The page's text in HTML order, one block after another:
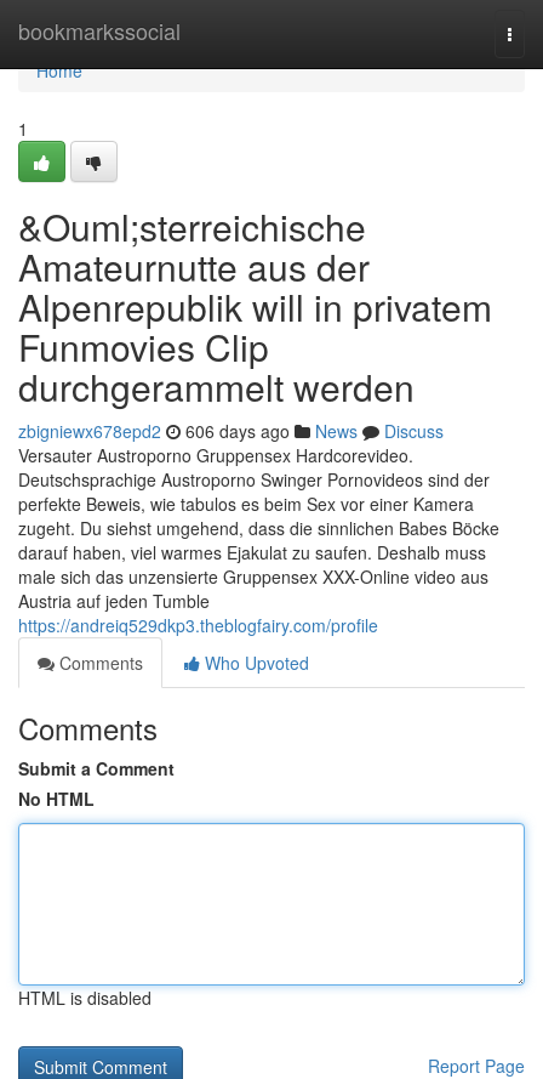
bookmarkssocial
Home
Home
1
&Ouml;sterreichische
Amateurnutte aus der
Alpenrepublik will in privatem
Funmovies Clip
durchgerammelt werden
zbigniewx678epd2 606 days ago News
Discuss
Versauter Austroporno Gruppensex Hardcorevideo.
Deutschsprachige Austroporno Swinger Pornovideos sind der
perfekte Beweis, wie tabulos es beim Sex vor einer Kamera
zugeht. Du siehst umgehend, dass die sinnlichen Babes Böcke
darauf haben, viel warmes Ejakulat zu saufen. Deshalb muss
male sich das unzensierte Gruppensex XXX-Online video aus
Austria auf jeden Tumble
https://andreiq529dkp3.theblogfairy.com/profile
Comments
Who Upvoted
Comments
Submit a Comment
No HTML
HTML is disabled
Report Page